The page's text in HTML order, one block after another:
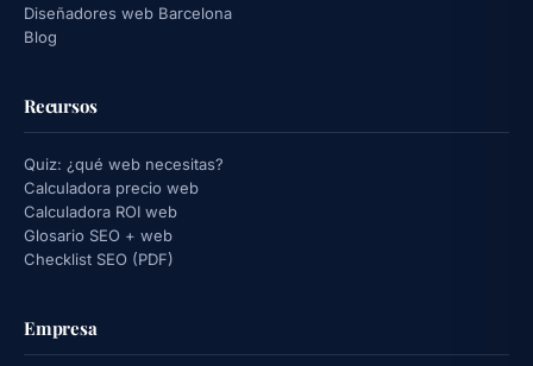
Diseñadores web Barcelona
Blog
Recursos
Quiz: ¿qué web necesitas?
Calculadora precio web
Calculadora ROI web
Glosario SEO + web
Checklist SEO (PDF)
Empresa